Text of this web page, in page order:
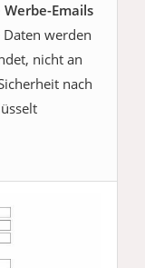
Emails
werden
nicht an
nach